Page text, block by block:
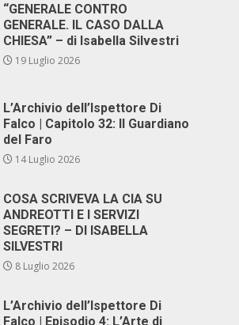
“GENERALE CONTRO
GENERALE. IL CASO DALLA
CHIESA” – di Isabella Silvestri
19 Luglio 2026
L’Archivio dell’Ispettore Di
Falco | Capitolo 32: Il Guardiano
del Faro
14 Luglio 2026
COSA SCRIVEVA LA CIA SU
ANDREOTTI E I SERVIZI
SEGRETI? – DI ISABELLA
SILVESTRI
8 Luglio 2026
L’Archivio dell’Ispettore Di
Falco | Episodio 4: L’Arte di